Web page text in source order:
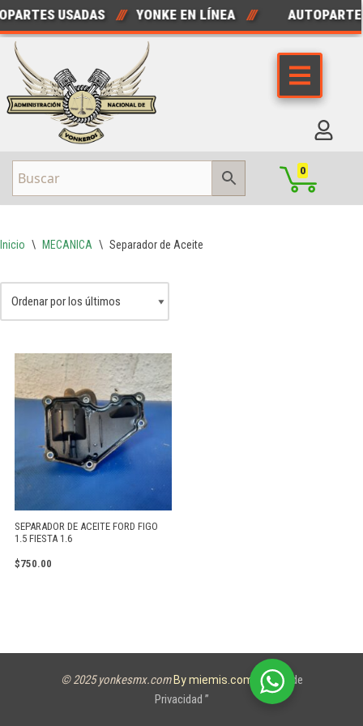
Saltar
al
contenido
USADAS /// YONKE EN LÍNEA ///
0
Inicio \ MECANICA \ Separador de Aceite
SEPARADOR DE ACEITE FORD FIGO
1.5 FIESTA 1.6
$750.00
© 2025 yonkesmx.com By miemis.com
Aviso de
Privacidad